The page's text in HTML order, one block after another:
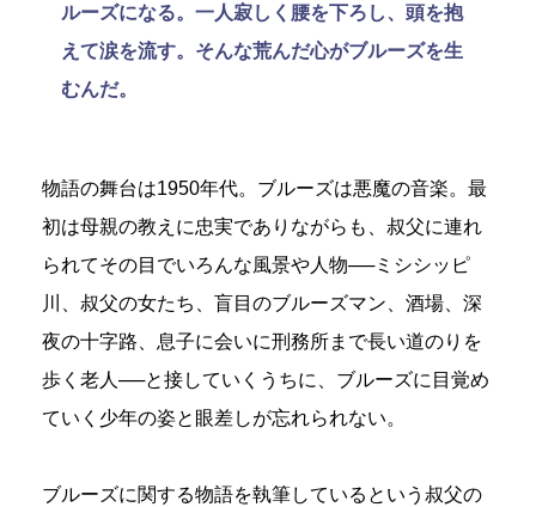
ルーズになる。一人寂しく腰を下ろし、頭を抱
えて涙を流す。そんな荒んだ心がブルーズを生
むんだ。
物語の舞台は1950年代。ブルーズは悪魔の音楽。最
初は母親の教えに忠実でありながらも、叔父に連れ
られてその目でいろんな風景や人物──ミシシッピ
川、叔父の女たち、盲目のブルーズマン、酒場、深
夜の十字路、息子に会いに刑務所まで長い道のりを
歩く老人──と接していくうちに、ブルーズに目覚め
ていく少年の姿と眼差しが忘れられない。
ブルーズに関する物語を執筆しているという叔父の